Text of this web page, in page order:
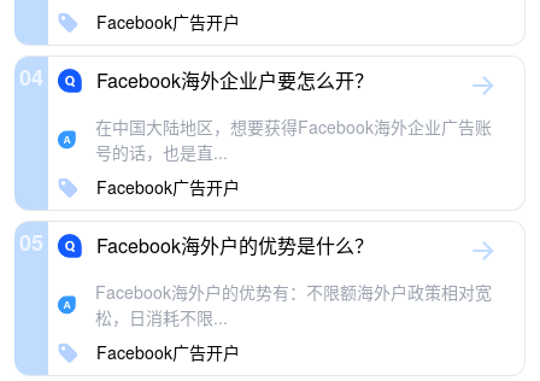
Facebook广告开户
04 Facebook海外企业户要怎么开？
在中国大陆地区，想要获得Facebook海外企业广告账
号的话，也是直...
Facebook广告开户
05 Facebook海外户的优势是什么？
Facebook海外户的优势有：不限额海外户政策相对宽
松，日消耗不限...
Facebook广告开户